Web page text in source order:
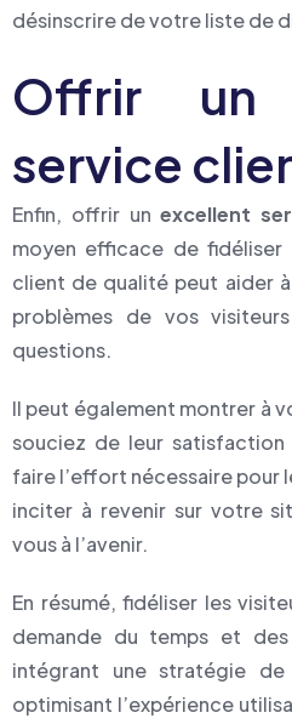
désinscrire de votre liste de
Offrir un
service
Enfin, offrir unexcellent
moyen efficace de fidéliser
client de qualité peut aider
problèmes de vos
questions.
Il peut également montrer à
souciez de leur
faire l’effort nécessaire pour
inciter à revenir sur votre
vous à l’avenir.
En résumé, fidéliser les
demande du temps et
intégrant une stratégie
optimisant l’expérience